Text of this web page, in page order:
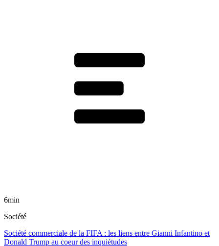
6min
Société
Société commerciale de la FIFA : les liens entre Gianni Infantino et
Donald Trump au coeur des inquiétudes